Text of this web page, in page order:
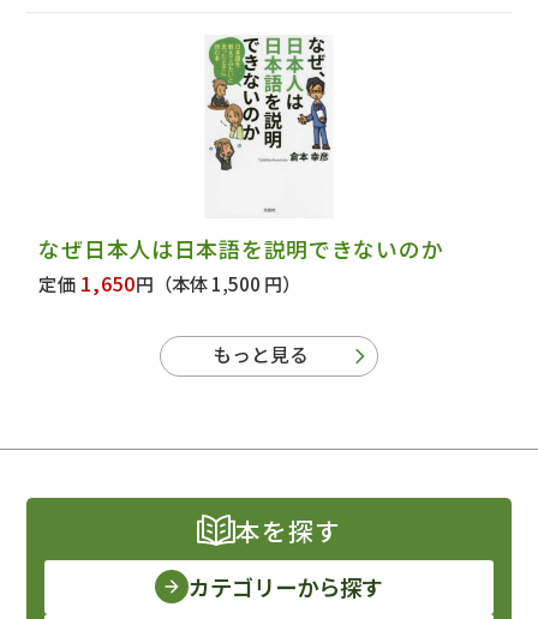
なぜ日本人は日本語を説明できないのか
定価 1,650円 （本体 1,500 円）
もっと見る
本を探す
カテゴリーから探す